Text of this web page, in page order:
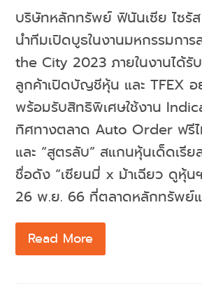
บริษัทหลักทรัพย์ ฟินันเซีย ไซรั
นำทีมเปิดบูธในงานมหกรรมกา
the City 2023 ภายในงานได้รั
ลูกค้าเปิดบัญชีหุ้น และ TFEX อ
พร้อมรับสิทธิพิเศษใช้งาน
ทิศทางตลาด Auto Order ฟรีไ
และ “สูตรลับ” สแกนหุ้นเด็ดเรี
ชื่อดัง “เซียนมี่ x ม้าเฉียว ดูหุ้น
26 พ.ย. 66 ที่ตลาดหลักทรัพย์แ
Read More